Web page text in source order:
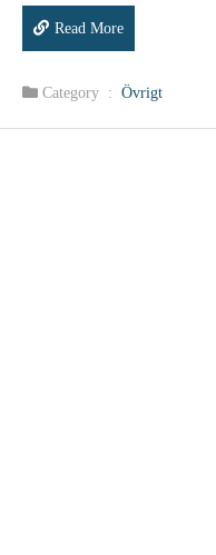
Read More
Category : Övrigt